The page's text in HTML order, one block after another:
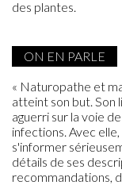
des plantes.
ON EN PARLE
« Naturopathe et
atteint son but. Son
aguerri sur la voie
infections. Avec
s'informer
détails de ses
recommandations,